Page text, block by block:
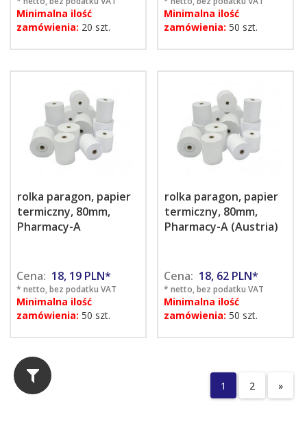
Minimalna ilość
zamówienia: 20 szt.
Minimalna ilość
zamówienia: 50 szt.
rolka paragon, papier
termiczny, 80mm,
Pharmacy-A
Cena: 18, 19 PLN*
* netto, bez podatku VAT
Minimalna ilość
zamówienia: 50 szt.
rolka paragon, papier
termiczny, 80mm,
Pharmacy-A (Austria)
Cena: 18, 62 PLN*
* netto, bez podatku VAT
Minimalna ilość
zamówienia: 50 szt.
1 2 »